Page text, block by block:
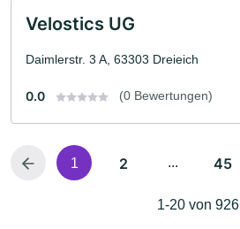
Velostics UG
Daimlerstr. 3 A, 63303 Dreieich
0.0 (0 Bewertungen)
1 2 ... 45
1-20 von 926